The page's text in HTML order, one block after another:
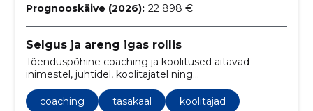
Prognooskäive (2026): 22 898 €
Selgus ja areng igas rollis
Tõenduspõhine coaching ja koolitused aitavad
inimestel, juhtidel, koolitajatel ning
toitlustusvaldkonna tegijatel leida selgust, teha
paremaid otsuseid ja töötada tõhusamalt.
coaching tasakaal
koolitajad